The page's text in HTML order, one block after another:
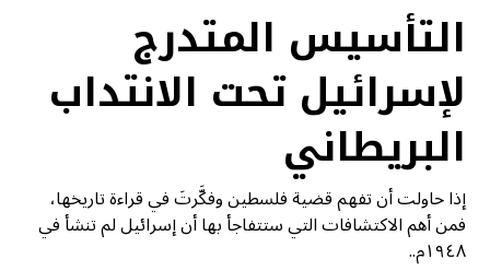
التأسيس المتدرج
لإسرائيل تحت الانتداب
البريطاني
إذا حاولت أن تفهم قضية فلسطين وفكَّرتَ في قراءة تاريخها،
فمن أهم الاكتشافات التي ستتفاجأ بها أن إسرائيل لم تنشأ في
١٩٤٨م..